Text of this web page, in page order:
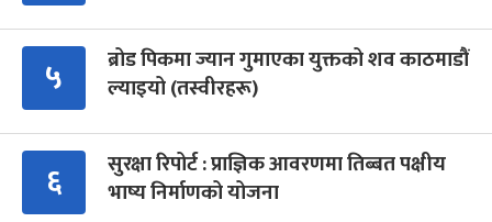
५
ब्रोड पिकमा ज्यान गुमाएका युक्तको शव काठमाडौं
ल्याइयो (तस्वीरहरू)
६
सुरक्षा रिपोर्ट : प्राज्ञिक आवरणमा तिब्बत पक्षीय
भाष्य निर्माणको योजना